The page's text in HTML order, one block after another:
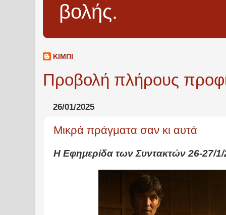
βολής.
ΚΙΜΠΙ
Προβολή πλήρους
26/01/2025
Μικρά πράγματα σαν κι αυτά
Η Εφημερίδα των Συντακτών 26-27/